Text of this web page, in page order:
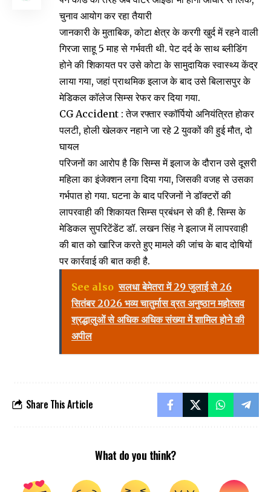
चुनाव आयोग कर रहा तैयारी
जानकारी के मुताबिक, कोटा क्षेत्र के करगी खुर्द में रहने वाली
गिरजा साहू 5 माह से गर्भवती थी. पेट दर्द के साथ ब्लीडिंग
होने की शिकायत पर उसे कोटा के सामुदायिक स्वास्थ्य केंद्र
लाया गया, जहां प्राथमिक इलाज के बाद उसे बिलासपुर के
मेडिकल कॉलेज सिम्स रेफर कर दिया गया.
CG Accident : तेज रफ्तार स्कॉर्पियो अनियंत्रित होकर
पलटी, होली खेलकर नहाने जा रहे 2 युवकों की हुई मौत, दो
घायल
परिजनों का आरोप है कि सिम्स में इलाज के दौरान उसे दूसरी
महिला का इंजेक्शन लगा दिया गया, जिसकी वजह से उसका
गर्भपात हो गया. घटना के बाद परिजनों ने डॉक्टरों की
लापरवाही की शिकायत सिम्स प्रबंधन से की है. सिम्स के
मेडिकल सुपरिटेंडेंट डॉ. लखन सिंह ने इलाज में लापरवाही
की बात को खारिज करते हुए मामले की जांच के बाद दोषियों
पर कार्रवाई की बात कही है.
See also सलधा बेमेतरा में 29 जुलाई से 26
सितंबर 2026 भव्य चातुर्मास व्रत अनुष्ठान महोत्सव
श्रद्धालुओं से अधिक अधिक संख्या में शामिल होने की
अपील
Share This Article
What do you think?